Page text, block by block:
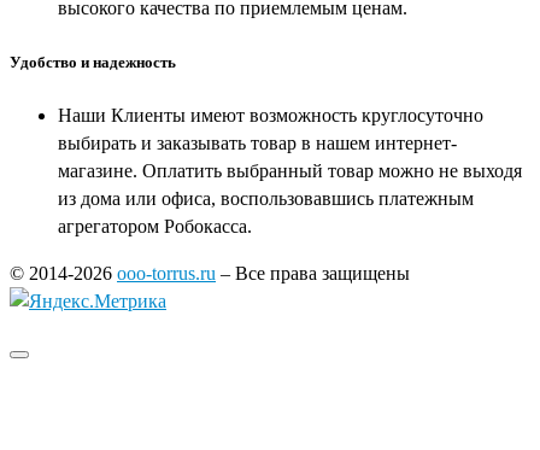
высокого качества по приемлемым ценам.
Удобство и надежность
Наши Клиенты имеют возможность круглосуточно
выбирать и заказывать товар в нашем интернет-
магазине. Оплатить выбранный товар можно не выходя
из дома или офиса, воспользовавшись платежным
агрегатором Робокасса.
© 2014-2026 ooo-torrus.ru – Все права защищены